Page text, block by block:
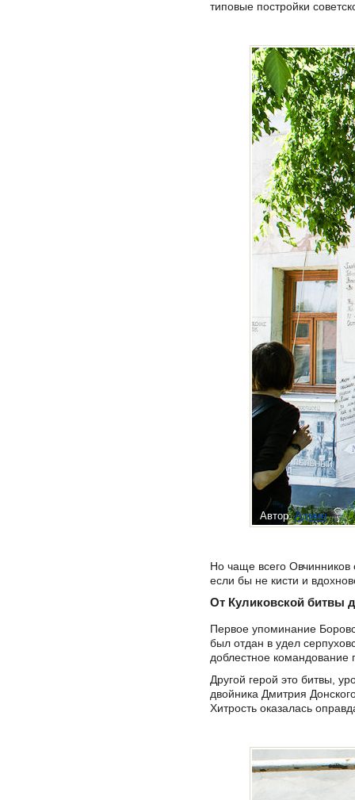
типовые постройки
Автор:Админ
Но чаще всего
если бы не кисти и
От Куликовской битвы
Первое упоминание
был отдан в удел
доблестное
Другой герой это битвы,
двойника Дмитрия
Хитрость оказалась